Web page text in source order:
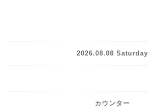
2026.08.08 Saturday
カウンター